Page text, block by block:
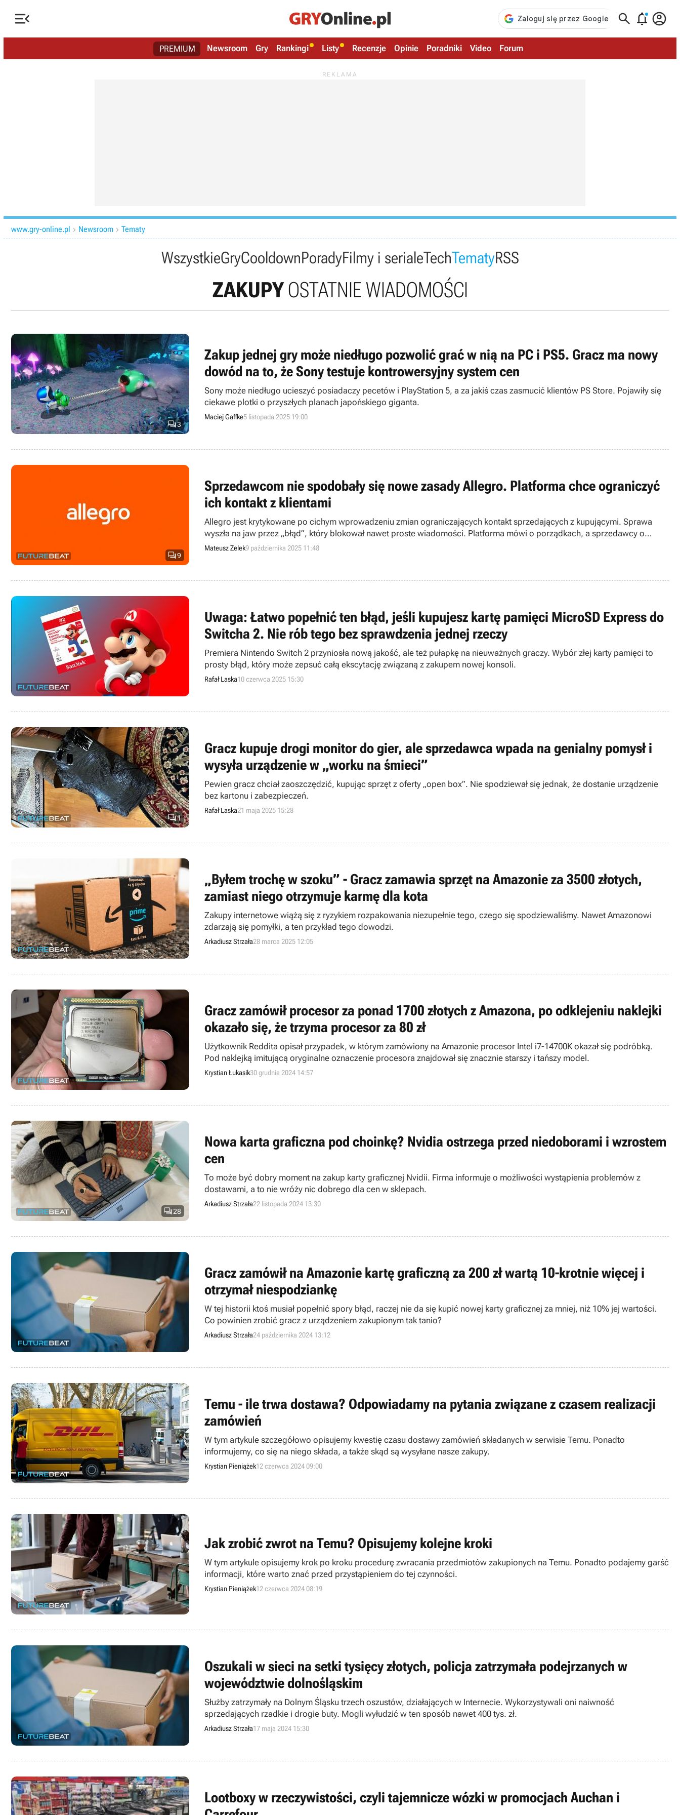
   
PREMIUM Newsroom Gry Rankingi Listy Recenzje Opinie Poradniki Video Forum
www.gry-online.pl  Newsroom  Tematy
WszystkieGryCooldownPoradyFilmy i serialeTechTematyRSS
ZAKUPYOSTATNIE WIADOMOŚCI
3
Zakup jednej gry może niedługo pozwolić grać w nią na PC i PS5. Gracz ma nowy
dowód na to, że Sony testuje kontrowersyjny system cen
Sony może niedługo ucieszyć posiadaczy pecetów i PlayStation 5, a za jakiś czas zasmucić klientów PS Store. Pojawiły się
ciekawe plotki o przyszłych planach japońskiego giganta.
Maciej Gaffke5 listopada 2025 19:00
9
Sprzedawcom nie spodobały się nowe zasady Allegro. Platforma chce ograniczyć
ich kontakt z klientami
Allegro jest krytykowane po cichym wprowadzeniu zmian ograniczających kontakt sprzedających z kupującymi. Sprawa
wyszła na jaw przez „błąd”, który blokował nawet proste wiadomości. Platforma mówi o porządkach, a sprzedawcy o
paraliżu i cenzurze.
Mateusz Zelek9 października 2025 11:48
Uwaga: Łatwo popełnić ten błąd, jeśli kupujesz kartę pamięci MicroSD Express do
Switcha 2. Nie rób tego bez sprawdzenia jednej rzeczy
Premiera Nintendo Switch 2 przyniosła nową jakość, ale też pułapkę na nieuważnych graczy. Wybór złej karty pamięci to
prosty błąd, który może zepsuć całą ekscytację związaną z zakupem nowej konsoli.
Rafał Laska10 czerwca 2025 15:30
1
Gracz kupuje drogi monitor do gier, ale sprzedawca wpada na genialny pomysł i
wysyła urządzenie w „worku na śmieci”
Pewien gracz chciał zaoszczędzić, kupując sprzęt z oferty „open box”. Nie spodziewał się jednak, że dostanie urządzenie
bez kartonu i zabezpieczeń.
Rafał Laska21 maja 2025 15:28
„Byłem trochę w szoku” - Gracz zamawia sprzęt na Amazonie za 3500 złotych,
zamiast niego otrzymuje karmę dla kota
Zakupy internetowe wiążą się z ryzykiem rozpakowania niezupełnie tego, czego się spodziewaliśmy. Nawet Amazonowi
zdarzają się pomyłki, a ten przykład tego dowodzi.
Arkadiusz Strzała28 marca 2025 12:05
Gracz zamówił procesor za ponad 1700 złotych z Amazona, po odklejeniu naklejki
okazało się, że trzyma procesor za 80 zł
Użytkownik Reddita opisał przypadek, w którym zamówiony na Amazonie procesor Intel i7-14700K okazał się podróbką.
Pod naklejką imitującą oryginalne oznaczenie procesora znajdował się znacznie starszy i tańszy model.
Krystian Łukasik30 grudnia 2024 14:57
28
Nowa karta graficzna pod choinkę? Nvidia ostrzega przed niedoborami i wzrostem
cen
To może być dobry moment na zakup karty graficznej Nvidii. Firma informuje o możliwości wystąpienia problemów z
dostawami, a to nie wróży nic dobrego dla cen w sklepach.
Arkadiusz Strzała22 listopada 2024 13:30
Gracz zamówił na Amazonie kartę graficzną za 200 zł wartą 10-krotnie więcej i
otrzymał niespodziankę
W tej historii ktoś musiał popełnić spory błąd, raczej nie da się kupić nowej karty graficznej za mniej, niż 10% jej wartości.
Co powinien zrobić gracz z urządzeniem zakupionym tak tanio?
Arkadiusz Strzała24 października 2024 13:12
Temu - ile trwa dostawa? Odpowiadamy na pytania związane z czasem realizacji
zamówień
W tym artykule szczegółowo opisujemy kwestię czasu dostawy zamówień składanych w serwisie Temu. Ponadto
informujemy, co się na niego składa, a także skąd są wysyłane nasze zakupy.
Krystian Pieniążek12 czerwca 2024 09:00
Jak zrobić zwrot na Temu? Opisujemy kolejne kroki
W tym artykule opisujemy krok po kroku procedurę zwracania przedmiotów zakupionych na Temu. Ponadto podajemy garść
informacji, które warto znać przed przystąpieniem do tej czynności.
Krystian Pieniążek12 czerwca 2024 08:19
Oszukali w sieci na setki tysięcy złotych, policja zatrzymała podejrzanych w
województwie dolnośląskim
Służby zatrzymały na Dolnym Śląsku trzech oszustów, działających w Internecie. Wykorzystywali oni naiwność
sprzedających rzadkie i drogie buty. Mogli wyłudzić w ten sposób nawet 400 tys. zł.
Arkadiusz Strzała17 maja 2024 15:30
Lootboxy w rzeczywistości, czyli tajemnicze wózki w promocjach Auchan i